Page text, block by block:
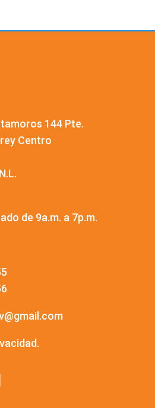
144 Pte.
Centro
de 9a.m. a 7p.m.